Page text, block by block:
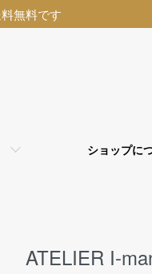
無料です
ショップに
ATELIER I-